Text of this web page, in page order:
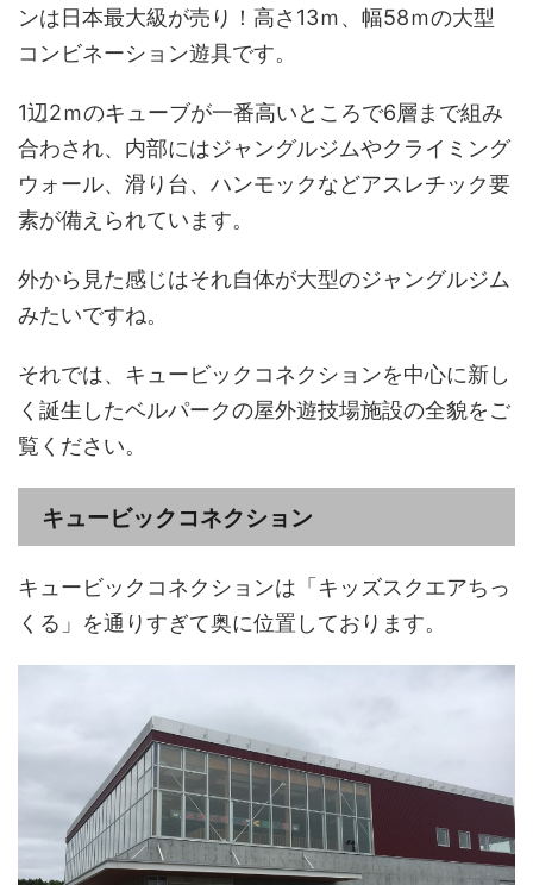
ンは日本最大級が売り！高さ13ｍ、幅58ｍの大型
コンビネーション遊具です。
1辺2ｍのキューブが一番高いところで6層まで組み
合わされ、内部にはジャングルジムやクライミング
ウォール、滑り台、ハンモックなどアスレチック要
素が備えられています。
外から見た感じはそれ自体が大型のジャングルジム
みたいですね。
それでは、キュービックコネクションを中心に新し
く誕生したベルパークの屋外遊技場施設の全貌をご
覧ください。
キュービックコネクション
キュービックコネクションは「キッズスクエアちっ
くる」を通りすぎて奥に位置しております。